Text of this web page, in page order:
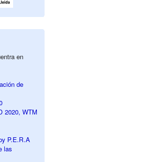
en
de
2020, WTM
P.E.R.A
las